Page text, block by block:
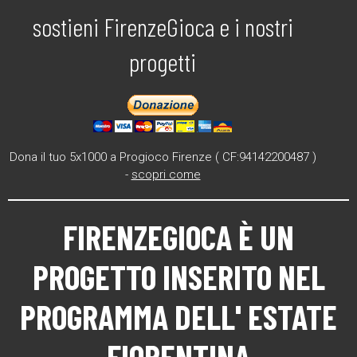
sostieni FirenzeGioca e i nostri
progetti
Dona il tuo 5x1000 a Progioco Firenze ( CF:94142200487 )
- scopri come
FIRENZEGIOCA È UN
PROGETTO INSERITO NEL
PROGRAMMA DELL' ESTATE